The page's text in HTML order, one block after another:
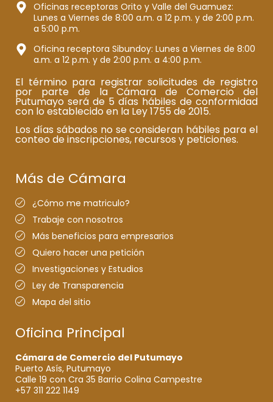
Oficinas receptoras Orito y Valle del Guamuez:
Lunes a Viernes de 8:00 a.m. a 12 p.m. y de 2:00 p.m.
a 5:00 p.m.
Oficina receptora Sibundoy: Lunes a Viernes de 8:00
a.m. a 12 p.m. y de 2:00 p.m. a 4:00 p.m.
El término para registrar solicitudes de registro
por parte de la Cámara de Comercio del
Putumayo será de 5 días hábiles de conformidad
con lo establecido en la Ley 1755 de 2015.
Los días sábados no se consideran hábiles para el
conteo de inscripciones, recursos y peticiones.
Más de Cámara
¿Cómo me matriculo?
Trabaje con nosotros
Más beneficios para empresarios
Quiero hacer una petición
Investigaciones y Estudios
Ley de Transparencia
Mapa del sitio
Oficina Principal
Cámara de Comercio del Putumayo
Puerto Asís, Putumayo
Calle 19 con Cra 35 Barrio Colina Campestre
+57 311 222 1149